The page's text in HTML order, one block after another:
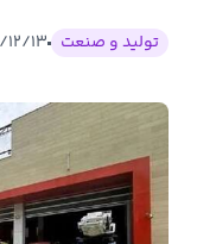
بورس
بیمه
اقتصاد
جهان
تولید و صنعت ۱۴۰۴/۱۲/